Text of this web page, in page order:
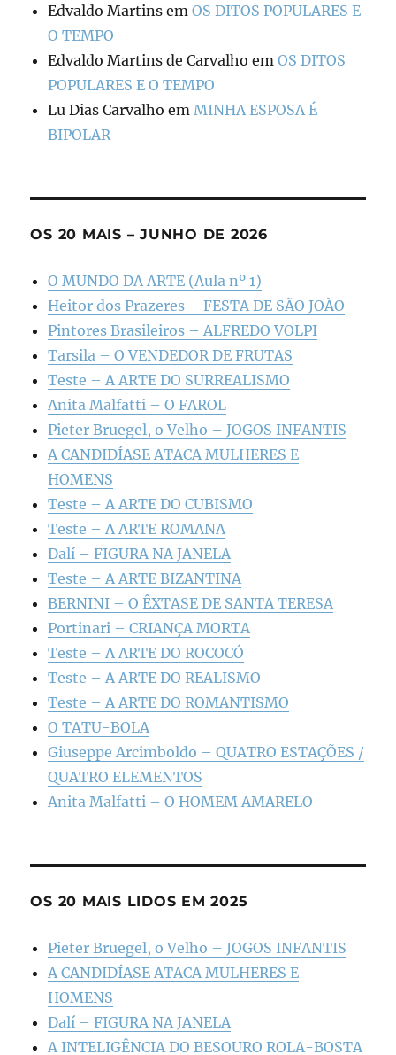
Edvaldo Martins emOS DITOS POPULARES E
O TEMPO
Edvaldo Martins de Carvalho emOS DITOS
POPULARES E O TEMPO
Lu Dias Carvalho em MINHA ESPOSA É
BIPOLAR
OS 20 MAIS – JUNHO DE 2026
O MUNDO DA ARTE (Aula nº 1)
Heitor dos Prazeres – FESTA DE SÃO JOÃO
Pintores Brasileiros – ALFREDO VOLPI
Tarsila – O VENDEDOR DE FRUTAS
Teste – A ARTE DO SURREALISMO
Anita Malfatti – O FAROL
Pieter Bruegel, o Velho – JOGOS INFANTIS
A CANDIDÍASE ATACA MULHERES E
HOMENS
Teste – A ARTE DO CUBISMO
Teste – A ARTE ROMANA
Dalí – FIGURA NA JANELA
Teste – A ARTE BIZANTINA
BERNINI – O ÊXTASE DE SANTA TERESA
Portinari – CRIANÇA MORTA
Teste – A ARTE DO ROCOCÓ
Teste – A ARTE DO REALISMO
Teste – A ARTE DO ROMANTISMO
O TATU-BOLA
Giuseppe Arcimboldo – QUATRO ESTAÇÕES /
QUATRO ELEMENTOS
Anita Malfatti – O HOMEM AMARELO
OS 20 MAIS LIDOS EM 2025
Pieter Bruegel, o Velho – JOGOS INFANTIS
A CANDIDÍASE ATACA MULHERES E
HOMENS
Dalí – FIGURA NA JANELA
A INTELIGÊNCIA DO BESOURO ROLA-BOSTA